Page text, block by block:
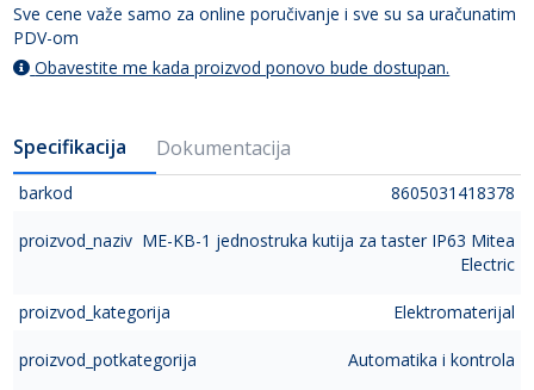
Sve cene važe samo za online poručivanje i sve su sa uračunatim
PDV-om
Obavestite me kada proizvod ponovo bude dostupan.
Specifikacija Dokumentacija
barkod 8605031418378
proizvod_naziv ME-KB-1 jednostruka kutija za taster IP63 Mitea
Electric
proizvod_kategorija Elektromaterijal
proizvod_potkategorija Automatika i kontrola